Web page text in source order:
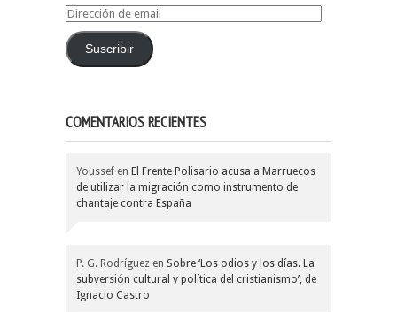
Dirección
emailSuscribir
COMENTARIOS RECIENTES
Youssef en El Frente Polisario acusa a Marruecos
de utilizar la migración como instrumento de
chantaje contra España
P. G. Rodríguez en Sobre ‘Los odios y los días. La
subversión cultural y política del cristianismo’, de
Ignacio Castro